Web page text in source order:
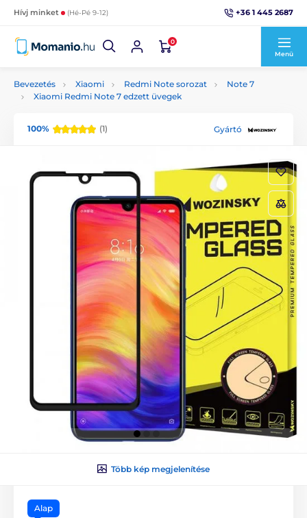
Hívj minket (Hé-Pé 9-12) +36 1 445 2687
0
Menü
Bevezetés Xiaomi Redmi Note sorozat
Note 7
Xiaomi Redmi Note 7 edzett üvegek
100% (1) Gyártó
Több kép megjelenítése
Alap